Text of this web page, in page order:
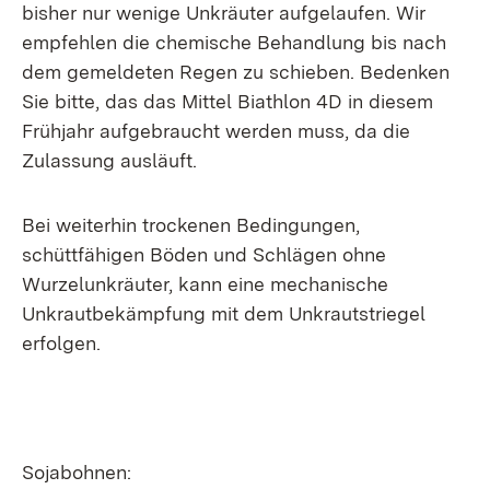
bisher nur wenige Unkräuter aufgelaufen. Wir
empfehlen die chemische Behandlung bis nach
dem gemeldeten Regen zu schieben. Bedenken
Sie bitte, das das Mittel Biathlon 4D in diesem
Frühjahr aufgebraucht werden muss, da die
Zulassung ausläuft.
Bei weiterhin trockenen Bedingungen,
schüttfähigen Böden und Schlägen ohne
Wurzelunkräuter, kann eine mechanische
Unkrautbekämpfung mit dem Unkrautstriegel
erfolgen.
Sojabohnen: